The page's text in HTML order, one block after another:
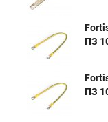
ПЗ
ПЗ